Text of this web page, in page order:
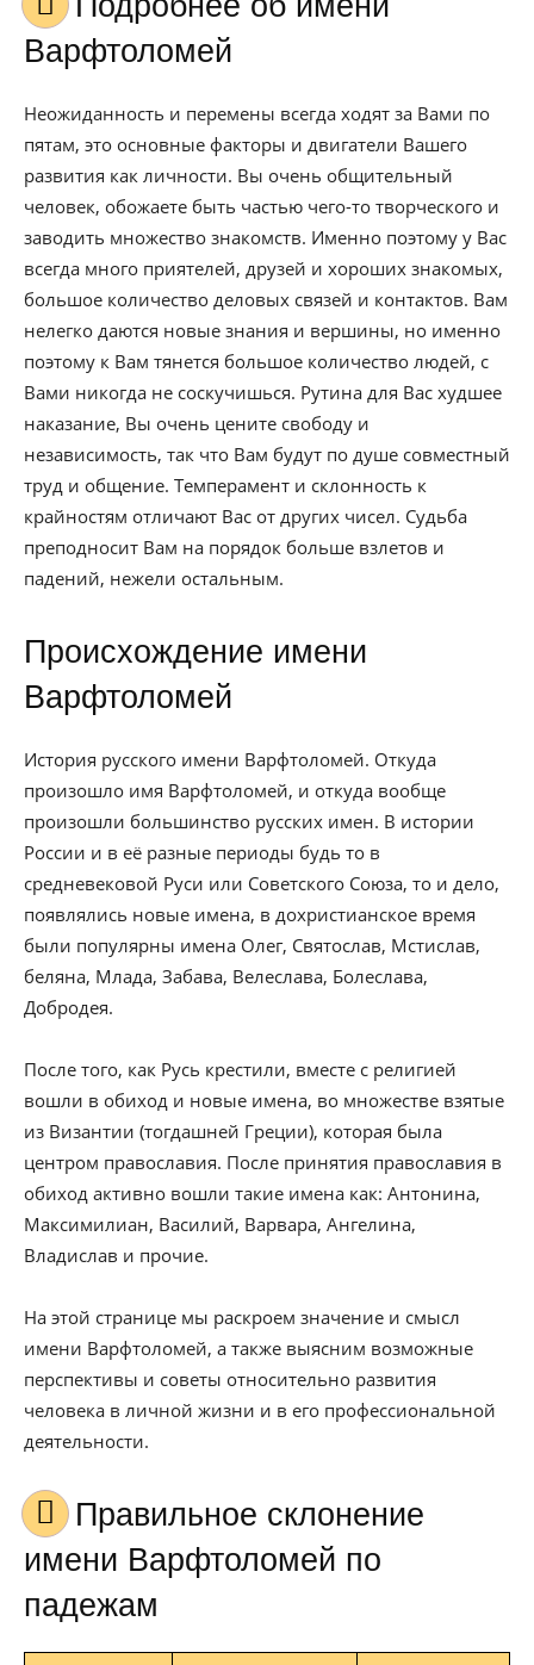
Варфтоломей
Неожиданность и перемены всегда ходят за Вами по
пятам, это основные факторы и двигатели Вашего
развития как личности. Вы очень общительный
человек, обожаете быть частью чего-то творческого и
заводить множество знакомств. Именно поэтому у Вас
всегда много приятелей, друзей и хороших знакомых,
большое количество деловых связей и контактов. Вам
нелегко даются новые знания и вершины, но именно
поэтому к Вам тянется большое количество людей, с
Вами никогда не соскучишься. Рутина для Вас худшее
наказание, Вы очень цените свободу и
независимость, так что Вам будут по душе совместный
труд и общение. Темперамент и склонность к
крайностям отличают Вас от других чисел. Судьба
преподносит Вам на порядок больше взлетов и
падений, нежели остальным.
Происхождение имени
Варфтоломей
История русского имени Варфтоломей. Откуда
произошло имя Варфтоломей, и откуда вообще
произошли большинство русских имен. В истории
России и в её разные периоды будь то в
средневековой Руси или Советского Союза, то и дело,
появлялись новые имена, в дохристианское время
были популярны имена Олег, Святослав, Мстислав,
беляна, Млада, Забава, Велеслава, Болеслава,
Добродея.
После того, как Русь крестили, вместе с религией
вошли в обиход и новые имена, во множестве взятые
из Византии (тогдашней Греции), которая была
центром православия. После принятия православия в
обиход активно вошли такие имена как: Антонина,
Максимилиан, Василий, Варвара, Ангелина,
Владислав и прочие.
На этой странице мы раскроем значение и смысл
имени Варфтоломей, а также выясним возможные
перспективы и советы относительно развития
человека в личной жизни и в его профессиональной
деятельности.
Правильное склонение
имени Варфтоломей по
падежам